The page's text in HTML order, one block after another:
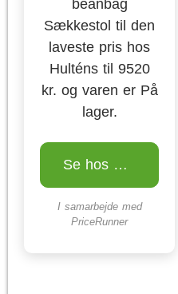
beanbag
Sækkestol til den
laveste pris hos
Hulténs til 9520
kr. og varen er På
lager.
Se hos Hulténs
I samarbejde med
PriceRunner